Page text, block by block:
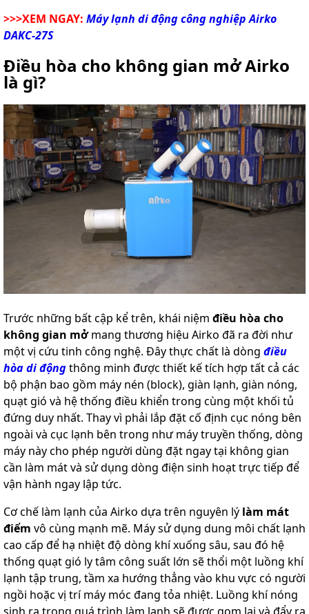
>>>XEM NGAY: Máy lạnh di động công nghiệp Airko
DAKC-27S
Điều hòa cho không gian mở Airko
là gì?
Trước những bất cập kể trên, khái niệm điều hòa cho
không gian mởmang thương hiệu Airko đã ra đời như
một vị cứu tinh công nghệ. Đây thực chất là dòng điều
hòa di độngthông minh được thiết kế tích hợp tất cả các
bộ phận bao gồm máy nén (block), giàn lạnh, giàn nóng,
quạt gió và hệ thống điều khiển trong cùng một khối tủ
đứng duy nhất. Thay vì phải lắp đặt cố định cục nóng bên
ngoài và cục lạnh bên trong như máy truyền thống, dòng
máy này cho phép người dùng đặt ngay tại không gian
cần làm mát và sử dụng dòng điện sinh hoạt trực tiếp để
vận hành ngay lập tức.
Cơ chế làm lạnh của Airko dựa trên nguyên lý làm mát
điểm vô cùng mạnh mẽ. Máy sử dụng dung môi chất lạnh
cao cấp để hạ nhiệt độ dòng khí xuống sâu, sau đó hệ
thống quạt gió ly tâm công suất lớn sẽ thổi một luồng khí
lạnh tập trung, tầm xa hướng thẳng vào khu vực có người
ngồi hoặc vị trí máy móc đang tỏa nhiệt. Luồng khí nóng